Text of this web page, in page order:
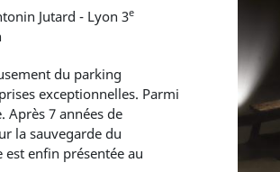
Jutard - Lyon 3e
du parking
exceptionnelles. Parmi
Après 7 années de
la sauvegarde du
enfin présentée au